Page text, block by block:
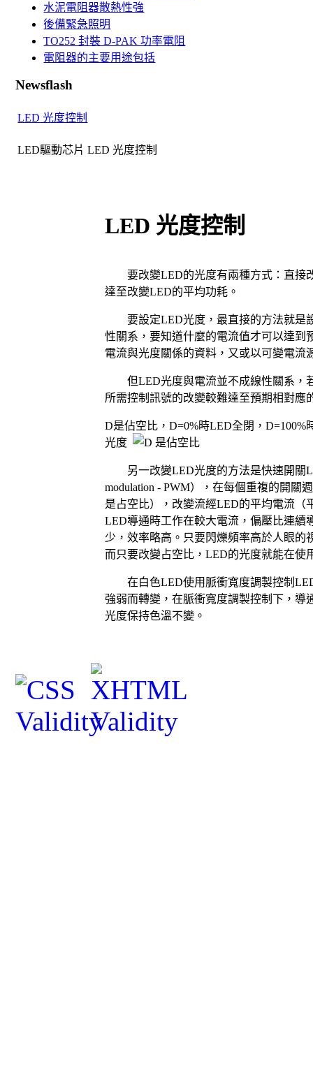
水泥電阻器散熱性強
後備緊急照明
TO252 封裝 D-PAK 功率電阻
電阻器的主要用途包括
Newsflash
LED 光度控制
LED驅動芯片LED 光度控制
LED 光度控制
要改變LED的光度有兩種方式：直接
達至改變LED的平均功耗。
要設定LED光度，最直接的方法就是
性關系，要知道什麼的電流值才可以達
電流與光度關係的資料，又或以可變電流
但LED光度與電流並不成線性關系，
所需控制訊號的改變較難達至預期相對應
D是佔空比，D=0%時LED全閉，D=100%
光度
另一改變LED光度的方法是快速開關
modulation - PWM），在每個重複的開關
是占空比），改變流經LED的平均電流（
LED導通時工作在較大電流，偏壓比連續
少，效率略高。只要閃爍頻率高於人眼的
而只要改變占空比，LED的光度就能在使
在白色LED使用脈衝寬度調製控制
強弱而轉變，在脈衝寬度調製控制下，
光度保持色溫不變。